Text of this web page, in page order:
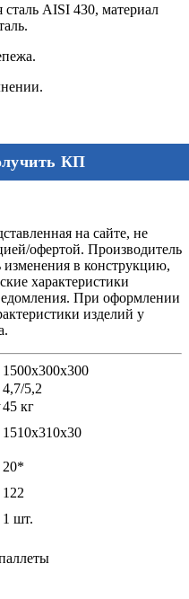
AISI 430, материал
КП
на сайте, не
офертой. Производитель
изменения в конструкцию,
характеристики
При оформлении
изделий у
1500х300х300
4,7/5,2
45 кг
1510х310х30
20*
122
1 шт.